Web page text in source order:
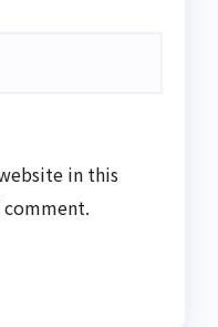
in this